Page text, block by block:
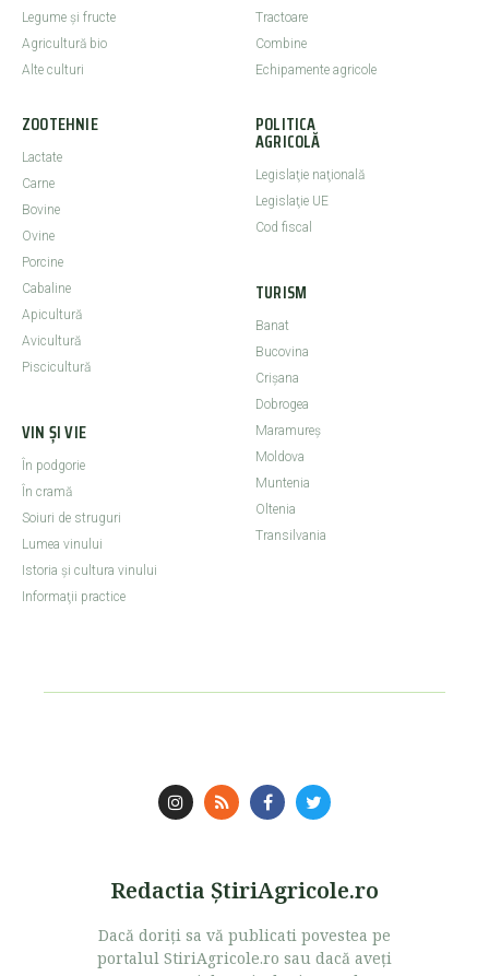
Legume şi fructe
Agricultură bio
Alte culturi
Tractoare
Combine
Echipamente agricole
ZOOTEHNIE
Lactate
Carne
Bovine
Ovine
Porcine
Cabaline
Apicultură
Avicultură
Piscicultură
VIN ȘI VIE
În podgorie
În cramă
Soiuri de struguri
Lumea vinului
Istoria şi cultura vinului
Informaţii practice
POLITICA
AGRICOLĂ
Legislaţie naţională
Legislaţie UE
Cod fiscal
TURISM
Banat
Bucovina
Crişana
Dobrogea
Maramureş
Moldova
Muntenia
Oltenia
Transilvania
Redactia ŞtiriAgricole.ro
Dacă doriţi sa vă publicati povestea pe
portalul StiriAgricole.ro sau dacă aveţi